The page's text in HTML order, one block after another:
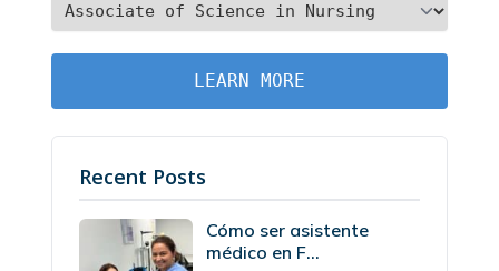
LEARN MORE
Recent Posts
Cómo ser asistente
médico en F...